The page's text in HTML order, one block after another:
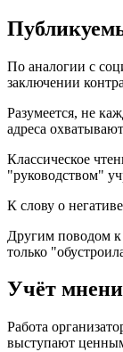
По аналогии с
заключении
Разумеется, не
адреса
Классическое
"руководством"
К слову о
Другим поводом
только
Учёт
Работа
выступают